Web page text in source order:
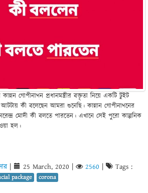
গোপীনাথন প্রধানমন্ত্রীর বক্তৃতা নিয়ে একটি টুইট
কী বলেছেন আমরা শুনেছি। কান্নান গোপীনাথনের
নরেন্দ্র মোদী কী বলতে পারতেন। এখানে সেই পুরো কাল্পনিক
হল।
| 25 March, 2020 | 2560 | Tags :
package corona